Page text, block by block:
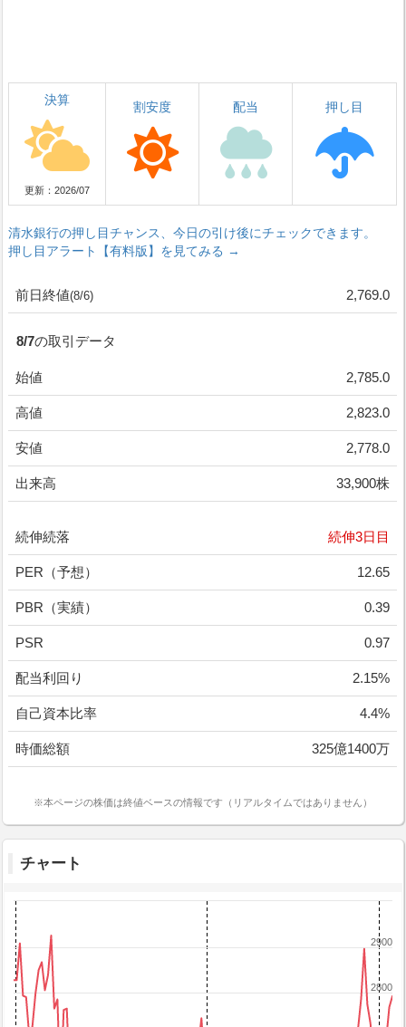
決算
更新：2026/07
割安度 配当 押し目
清水銀行の押し目チャンス、今日の引け後にチェックできます。
押し目アラート【有料版】を見てみる →
前日終値(8/6) 2,769.0
8/7の取引データ
始値 2,785.0
高値 2,823.0
安値 2,778.0
出来高 33,900株
続伸続落 続伸3日目
PER（予想） 12.65
PBR（実績） 0.39
PSR 0.97
配当利回り 2.15%
自己資本比率 4.4%
時価総額 325億1400万
※本ページの株価は終値ベースの情報です（リアルタイムではありません）
チャート
2800
2900